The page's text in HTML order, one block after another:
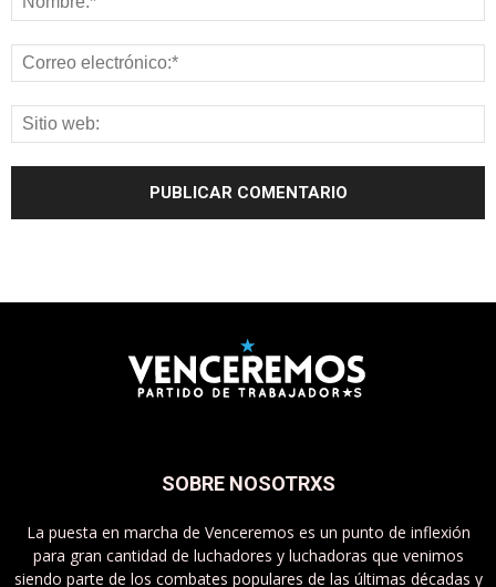
SOBRE NOSOTRXS
La puesta en marcha de Venceremos es un punto de inflexión
para gran cantidad de luchadores y luchadoras que venimos
siendo parte de los combates populares de las últimas décadas y